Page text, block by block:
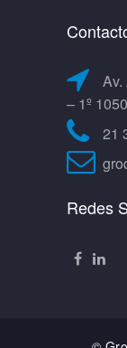
Av.
– 1º
21
Redes